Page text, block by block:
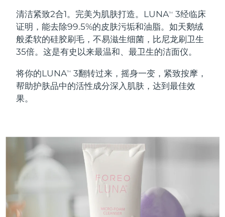
清洁紧致2合1。完美为肌肤打造。LUNATM
3经临床
证明，能去除99.5%的皮肤污垢和油脂。如天鹅绒
般柔软的硅胶刷毛，不易滋生细菌，比尼龙刷卫生
35倍。这是有史以来最温和、最卫生的洁面仪。
将你的LUNATM
3翻转过来，摇身一变，紧致按摩，
帮助护肤品中的活性成分深入肌肤，达到最佳效
果。
LUNA™ 4 套装
Anti-aging massage
LUNA™ 4 Plus
Massage, LED heating
For men, anti-aging massage
LUNA™ 4 mini
For young skin, T-zone
BEAR™ 2 套装
Microcurrent toning
BEAR™ 2 go
Microcurrent toning on-the-go
Microcurrent line smoothing device
面部提拉护理
Premium anti-aging skincare
UFO™ 3 套装
Near-infrared and red light therapy
device
UFO™ 3 mini
Red light therapy device for young skin
issa™ 4
issa™ 4 plus
Smart hybrid silicone sonic toothbrush
issa™ 4 smile
Hybrid silicone sonic toothbrush
FAQ™ 抗老护理
抗老
FAQ™ 101
Clinical anti-aging
LED治疗
FAQ™ 201
LED mask
生发 肌肤年轻化
NEW
比利时 预计送达日期8/10/26
百慕大 预计送达日期8/16/26
波斯尼亚和黑塞哥维那 预计送达日期8/13/26
文莱 预计送达日期8/15/26
保加利亚
智利 预计送达日期
中国
哥伦比亚 预计送达日期